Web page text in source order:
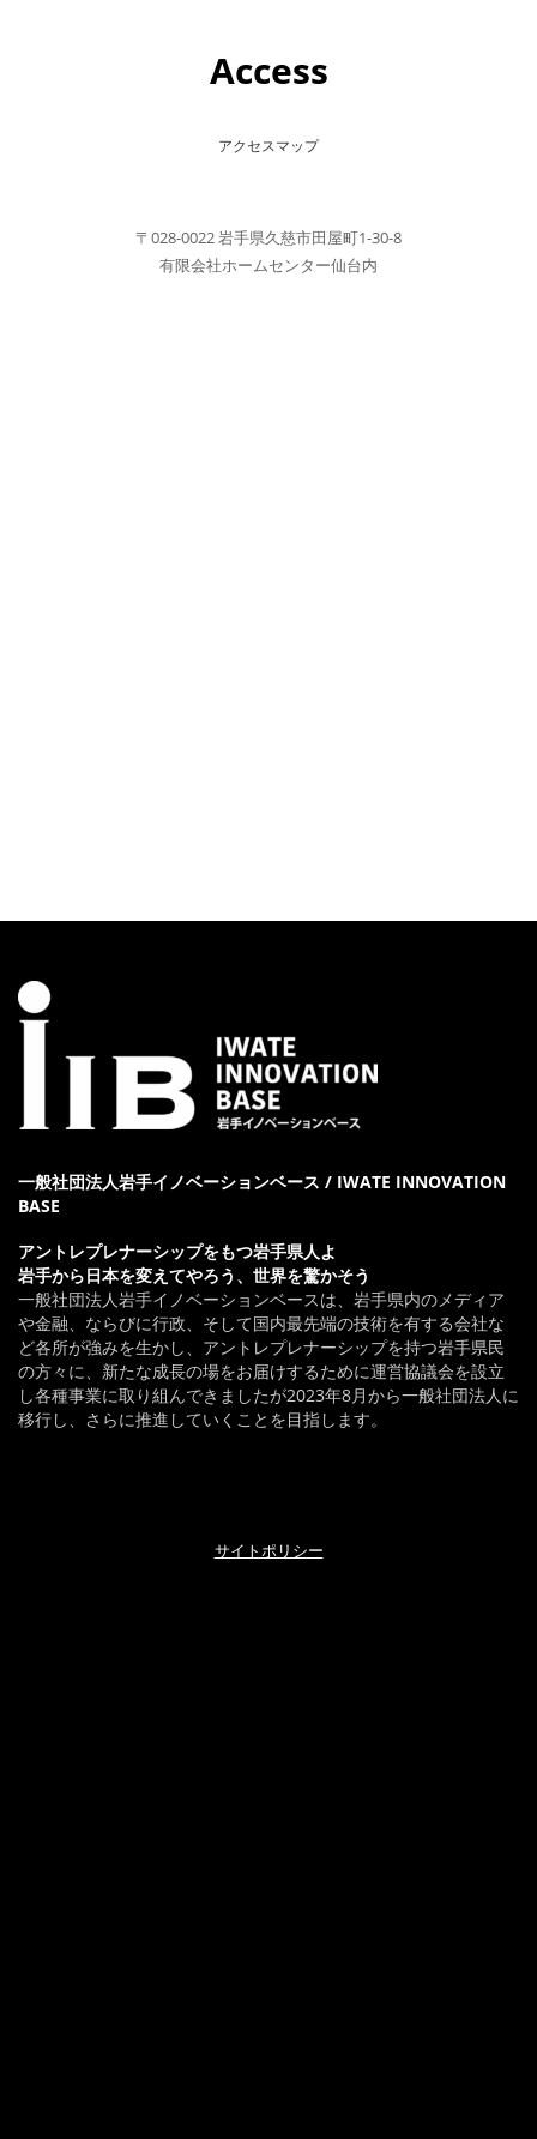
Access
アクセスマップ
〒028-0022 岩手県久慈市田屋町1-30-8
有限会社ホームセンター仙台内
一般社団法人岩手イノベーションベース / IWATE INNOVATION
BASE
アントレプレナーシップをもつ岩手県人よ
岩手から日本を変えてやろう、世界を驚かそう
一般社団法人岩手イノベーションベースは、岩手県内のメディア
や金融、ならびに行政、そして国内最先端の技術を有する会社な
ど各所が強みを生かし、アントレプレナーシップを持つ岩手県民
の方々に、新たな成長の場をお届けするために運営協議会を設立
し各種事業に取り組んできましたが2023年8月から一般社団法人に
移行し、さらに推進していくことを目指します。
サイトポリシー